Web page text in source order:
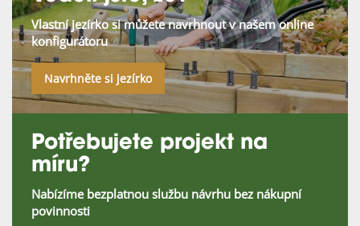
Vlastní jezírko si můžete navrhnout v našem online
konfigurátoru
Navrhněte si jezírko
Potřebujete projekt na
míru?
Nabízíme bezplatnou službu návrhu bez nákupní
povinnosti